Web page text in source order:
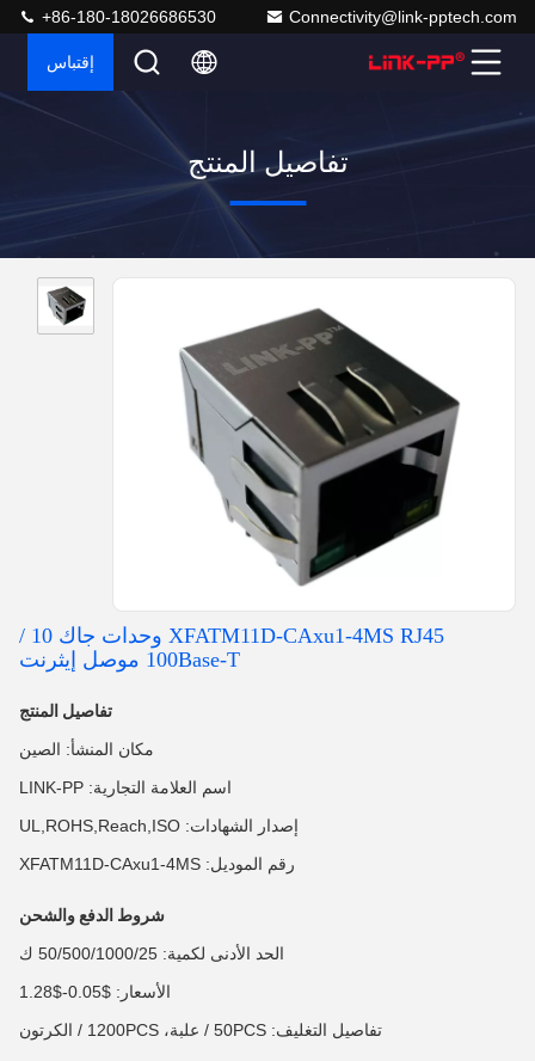
Connectivity@link-pptech.com
+86-180-18026686530
إقتباس
تفاصيل المنتج
XFATM11D-CAxu1-4MS RJ45 وحدات جاك 10 /
100Base-T موصل إيثرنت
تفاصيل المنتج
مكان المنشأ: الصين
اسم العلامة التجارية: LINK-PP
إصدار الشهادات: UL,ROHS,Reach,ISO
رقم الموديل: XFATM11D-CAxu1-4MS
شروط الدفع والشحن
الحد الأدنى لكمية: 50/500/1000/25 ك
الأسعار: $0.05-$1.28
تفاصيل التغليف: 50PCS / علبة، 1200PCS / الكرتون